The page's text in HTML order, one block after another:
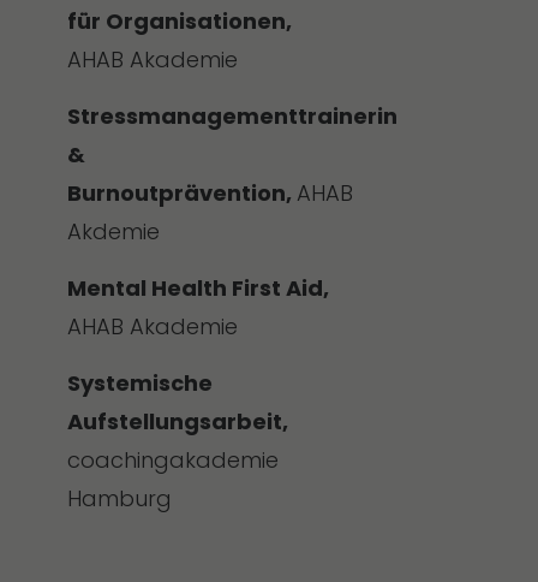
für Organisationen,
AHAB Akademie
Stressmanagementtrainerin
&
Burnoutprävention, AHAB
Akdemie
Mental Health First Aid,
AHAB Akademie
Systemische
Aufstellungsarbeit,
coachingakademie
Hamburg